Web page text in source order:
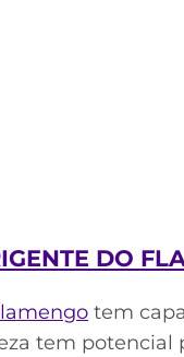
DO
tem
tem potencial